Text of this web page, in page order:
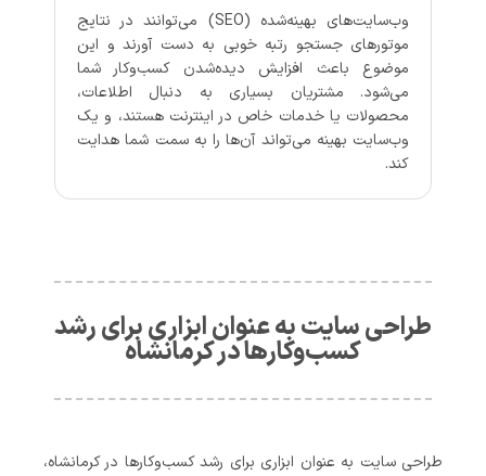
وب‌سایت‌های بهینه‌شده (SEO) می‌توانند در نتایج
موتورهای جستجو رتبه خوبی به دست آورند و این
موضوع باعث افزایش دیده‌شدن کسب‌وکار شما
می‌شود. مشتریان بسیاری به دنبال اطلاعات،
محصولات یا خدمات خاص در اینترنت هستند، و یک
وب‌سایت بهینه می‌تواند آن‌ها را به سمت شما هدایت
کند.
طراحی سایت به عنوان ابزاری برای رشد
کسب‌وکارها در کرمانشاه
طراحی سایت به عنوان ابزاری برای رشد کسب‌وکارها در کرمانشاه،